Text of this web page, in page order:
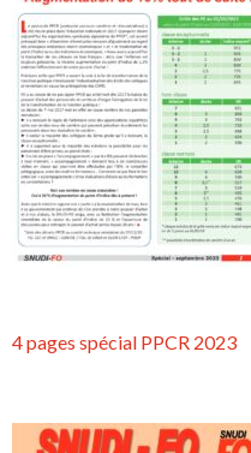
4 pages spécial PPCR 2023